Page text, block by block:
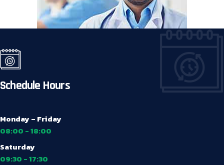
Schedule Hours
Monday – Friday
08:00 - 18:00
Saturday
09:30 - 17:30